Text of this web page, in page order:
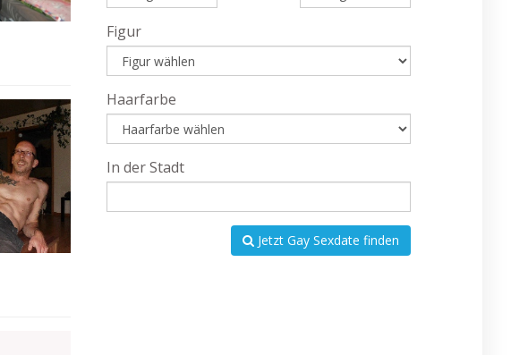
Figur
Haarfarbe
In der Stadt
Jetzt Gay Sexdate finden